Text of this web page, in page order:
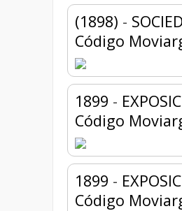
(1898) -
Código
1899 -
Código
1899 -
Código